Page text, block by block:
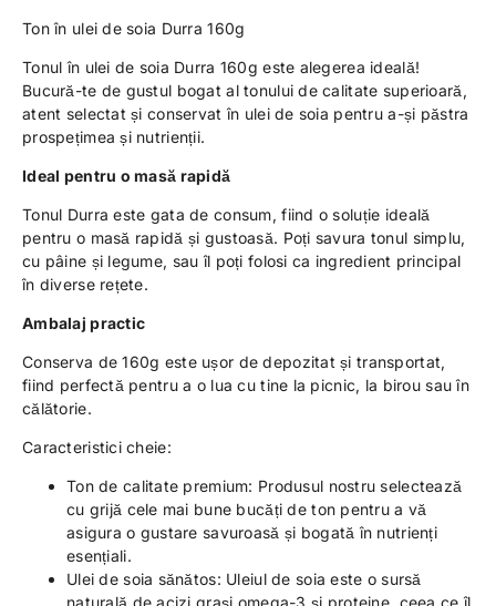
Ton în ulei de soia Durra 160g
Tonul în ulei de soia Durra 160g este alegerea ideală!
Bucură-te de gustul bogat al tonului de calitate superioară,
atent selectat și conservat în ulei de soia pentru a-și păstra
prospețimea și nutrienții.
Ideal pentru o masă rapidă
Tonul Durra este gata de consum, fiind o soluție ideală
pentru o masă rapidă și gustoasă. Poți savura tonul simplu,
cu pâine și legume, sau îl poți folosi ca ingredient principal
în diverse rețete.
Ambalaj practic
Conserva de 160g este ușor de depozitat și transportat,
fiind perfectă pentru a o lua cu tine la picnic, la birou sau în
călătorie.
Caracteristici cheie:
Ton de calitate premium: Produsul nostru selectează
cu grijă cele mai bune bucăți de ton pentru a vă
asigura o gustare savuroasă și bogată în nutrienți
esențiali.
Ulei de soia sănătos: Uleiul de soia este o sursă
naturală de acizi grași omega-3 și proteine, ceea ce îl